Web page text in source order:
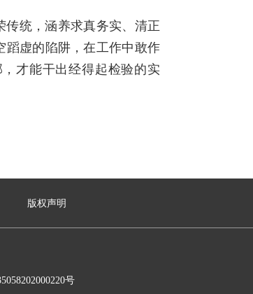
传统，涵养求真务实、清正
蹈虚的陷阱，在工作中敢作
才能干出经得起检验的实
版权声明
号